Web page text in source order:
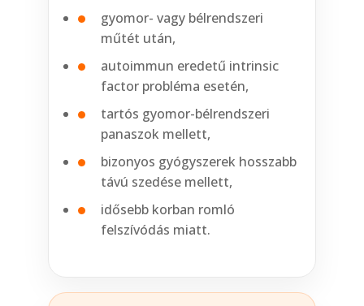
gyomor- vagy bélrendszeri
műtét után,
autoimmun eredetű intrinsic
factor probléma esetén,
tartós gyomor-bélrendszeri
panaszok mellett,
bizonyos gyógyszerek hosszabb
távú szedése mellett,
idősebb korban romló
felszívódás miatt.